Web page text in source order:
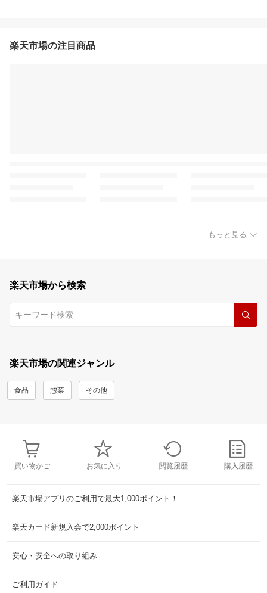
楽天市場の注目商品
もっと見る
楽天市場から検索
楽天市場の関連ジャンル
食品 惣菜 その他
買い物かご お気に入り 閲覧履歴 購入履歴
楽天市場アプリのご利用で最大1,000ポイント！
楽天カード新規入会で2,000ポイント
安心・安全への取り組み
ご利用ガイド